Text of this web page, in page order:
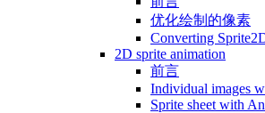
优化绘制的像素
Converting
2D sprite animation
前言
Individual images
Sprite sheet with